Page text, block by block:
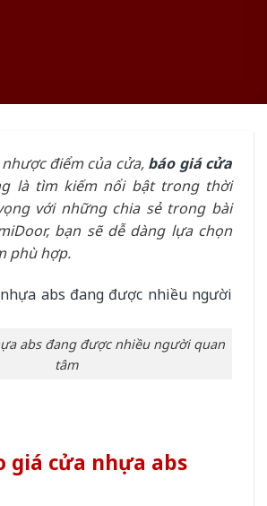
điểm của cửa, báo giá cửa
là tìm kiếm nổi bật trong thời
với những chia sẻ trong bài
bạn sẽ dễ dàng lựa chọn
phù hợp.
abs đang được nhiều người quan
tâm
giá cửa nhựa abs